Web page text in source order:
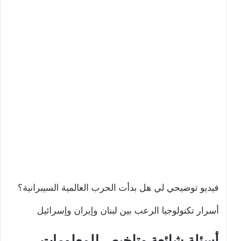
فيديو توضيحي لي هل بدأت الحرب العالمية السيبرانية؟
أسرار تكنولوجيا الرعب بين لبنان وإيران وإسرائيل